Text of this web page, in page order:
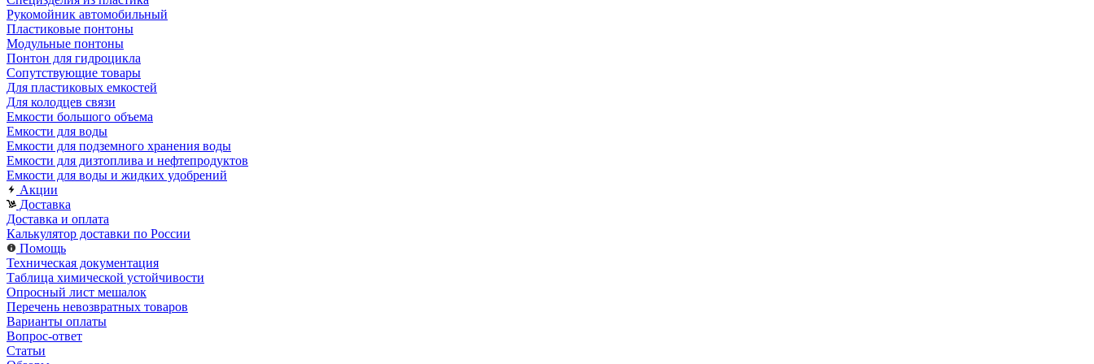
Рукомойник автомобильный
Пластиковые понтоны
Модульные понтоны
Понтон для гидроцикла
Сопутствующие товары
Для пластиковых емкостей
Для колодцев связи
Емкости большого объема
Емкости для воды
Емкости для подземного хранения воды
Емкости для дизтоплива и нефтепродуктов
Емкости для воды и жидких удобрений
Акции
Доставка
Доставка и оплата
Калькулятор доставки по России
Помощь
Техническая документация
Таблица химической устойчивости
Опросный лист мешалок
Перечень невозвратных товаров
Варианты оплаты
Вопрос-ответ
Статьи